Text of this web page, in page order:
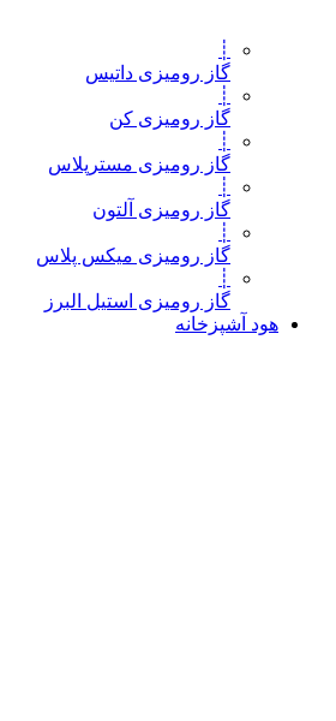
┊
گاز رومیزی داتیس
┊
گاز رومیزی کن
┊
گاز رومیزی مسترپلاس
┊
گاز رومیزی آلتون
┊
گاز رومیزی میکس پلاس
┊
گاز رومیزی استیل البرز
هود آشپزخانه